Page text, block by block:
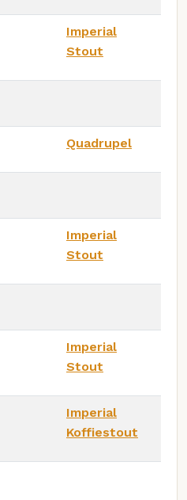
Imperial
Stout
Quadrupel
Imperial
Stout
Imperial
Stout
Imperial
Koffiestout